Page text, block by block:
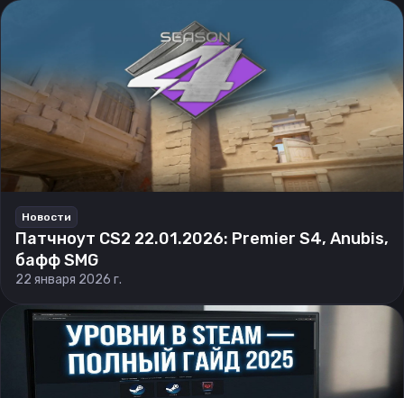
Новости
Патчноут CS2 22.01.2026: Premier S4, Anubis,
бафф SMG
22 января 2026 г.